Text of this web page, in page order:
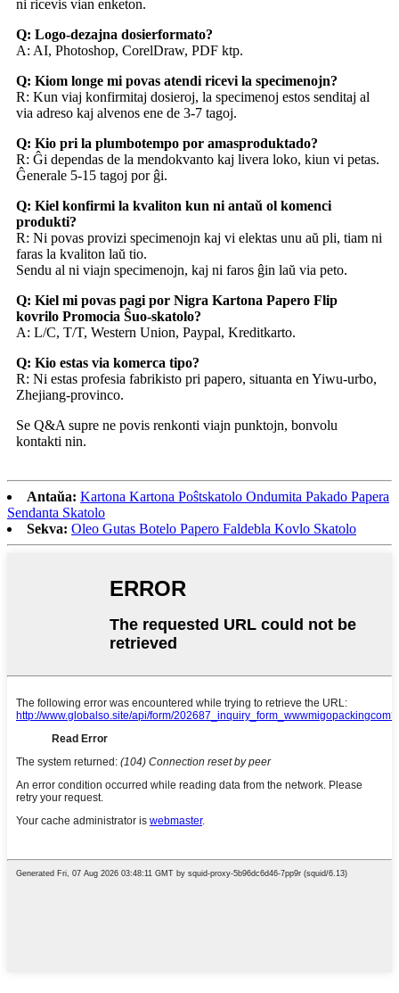
ni ricevis vian enketon.
Q: Logo-dezajna dosierformato?
A: AI, Photoshop, CorelDraw, PDF ktp.
Q: Kiom longe mi povas atendi ricevi la specimenojn?
R: Kun viaj konfirmitaj dosieroj, la specimenoj estos senditaj al
via adreso kaj alvenos ene de 3-7 tagoj.
Q: Kio pri la plumbotempo por amasproduktado?
R: Ĝi dependas de la mendokvanto kaj livera loko, kiun vi petas.
Ĝenerale 5-15 tagoj por ĝi.
Q: Kiel konfirmi la kvaliton kun ni antaŭ ol komenci
produkti?
R: Ni povas provizi specimenojn kaj vi elektas unu aŭ pli, tiam ni
faras la kvaliton laŭ tio.
Sendu al ni viajn specimenojn, kaj ni faros ĝin laŭ via peto.
Q: Kiel mi povas pagi por Nigra Kartona Papero Flip
kovrilo Promocia Ŝuo-skatolo?
A: L/C, T/T, Western Union, Paypal, Kreditkarto.
Q: Kio estas via komerca tipo?
R: Ni estas profesia fabrikisto pri papero, situanta en Yiwu-urbo,
Zhejiang-provinco.
Se Q&A supre ne povis renkonti viajn punktojn, bonvolu
kontakti nin.
Antaŭa: Kartona Kartona Poŝtskatolo Ondumita Pakado Papera
Sendanta Skatolo
Sekva: Oleo Gutas Botelo Papero Faldebla Kovlo Skatolo